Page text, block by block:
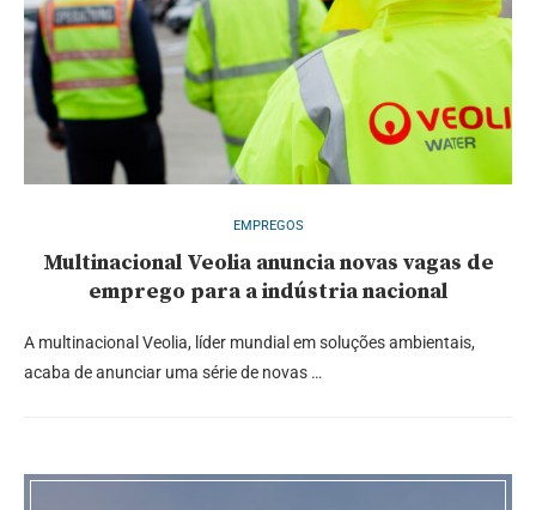
EMPREGOS
Multinacional Veolia anuncia novas vagas de
emprego para a indústria nacional
A multinacional Veolia, líder mundial em soluções ambientais,
acaba de anunciar uma série de novas …